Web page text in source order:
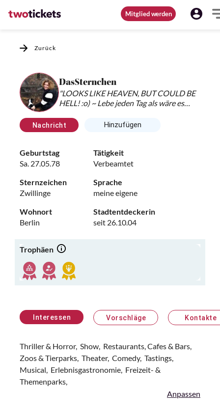
Mitglied werden
Zurück
DasSternchen
"LOOKS LIKE HEAVEN, BUT COULD BE
HELL! :o) ~ Lebe jeden Tag als wäre es
Nachricht Hinzufügen
Geburtstag
Sa. 27.05.78
Tätigkeit
Verbeamtet
Sternzeichen
Zwillinge
Sprache
meine eigene
Wohnort
Berlin
Stadtentdeckerin
seit 26.10.04
Trophäen
Interessen Vorschläge Kontakte
Thriller & Horror, Show, Restaurants, Cafes & Bars,
Zoos & Tierparks, Theater, Comedy, Tastings,
Musical, Erlebnisgastronomie, Freizeit- &
Themenparks,
Anpassen